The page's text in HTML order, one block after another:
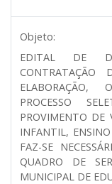
Objeto:
EDITAL DE
CONTRATAÇÃO
ELABORAÇÃO,
PROCESSO
PROVIMENTO DE
INFANTIL,
FAZ-SE
QUADRO DE
MUNICIPAL DE